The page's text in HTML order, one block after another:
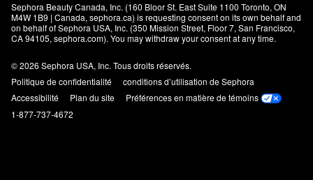
Sephora Beauty Canada, Inc. (160 Bloor St. East Suite 1100 Toronto, ON
M4W 1B9 | Canada, sephora.ca) is requesting consent on its own behalf and
on behalf of Sephora USA, Inc. (350 Mission Street, Floor 7, San Francisco,
CA 94105, sephora.com). You may withdraw your consent at any time.
© 2026 Sephora USA, Inc. Tous droits réservés.
Politique de confidentialité
conditions d’utilisation de Sephora
Accessibilité
Plan du site
Préférences en matière de témoins
1-877-737-4672